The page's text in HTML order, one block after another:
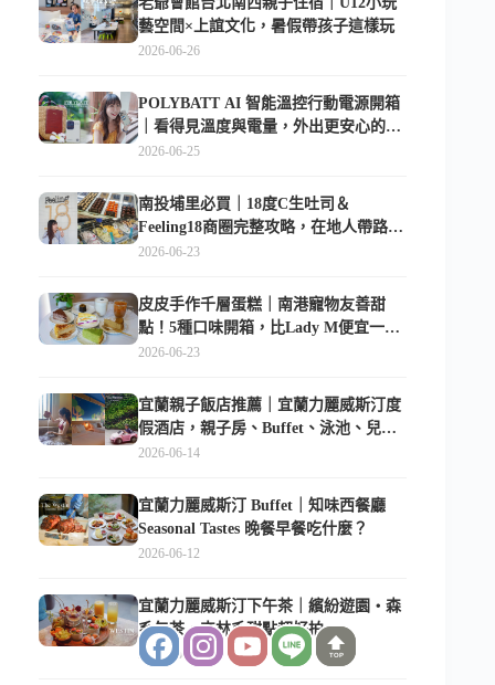
藝空間×上誼文化，暑假帶孩子這樣玩
2026-06-26
POLYBATT AI 智能溫控行動電源開箱
｜看得見溫度與電量，外出更安心的
10000mAh 行動電源
2026-06-25
南投埔里必買｜18度C生吐司＆
Feeling18商圈完整攻略，在地人帶路這
樣逛
2026-06-23
皮皮手作千層蛋糕｜南港寵物友善甜
點！5種口味開箱，比Lady M便宜一半
的台北隱藏版
2026-06-23
宜蘭親子飯店推薦｜宜蘭力麗威斯汀度
假酒店，親子房、Buffet、泳池、兒童
俱樂部超適合放電
2026-06-14
宜蘭力麗威斯汀 Buffet｜知味西餐廳
Seasonal Tastes 晚餐早餐吃什麼？
2026-06-12
宜蘭力麗威斯汀下午茶｜繽紛遊園・森
系午茶，森林系甜點超好拍
2026-06-11 TOP